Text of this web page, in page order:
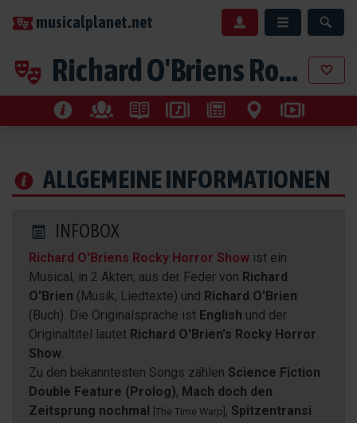
musicalplanet.net
Richard O'Briens Rocky Horror Show
ALLGEMEINE INFORMATIONEN
INFOBOX
Richard O'Briens Rocky Horror Show ist ein
Musical, in 2 Akten, aus der Feder von Richard
O'Brien (Musik, Liedtexte) und Richard O'Brien
(Buch). Die Originalsprache ist English und der
Originaltitel lautet Richard O'Brien's Rocky Horror
Show.
Zu den bekanntesten Songs zählen Science Fiction
Double Feature (Prolog), Mach doch den
Zeitsprung nochmal [The Time Warp] , Spitzentransi